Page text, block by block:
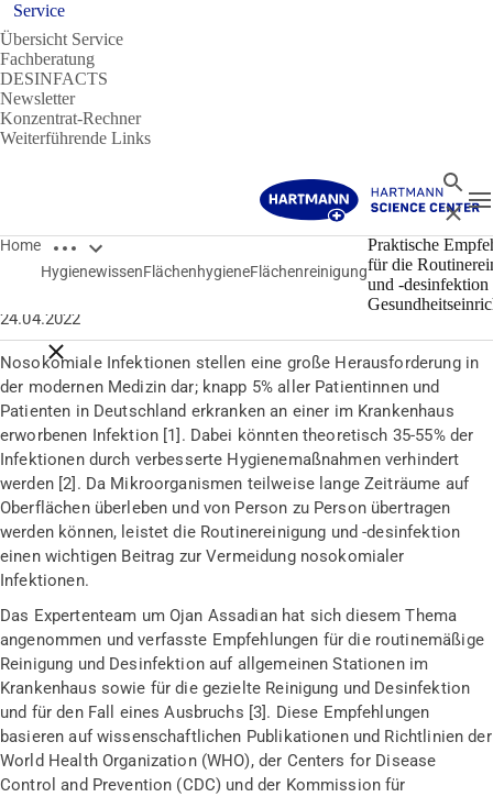
Service
Übersicht Service
Fachberatung
DESINFACTS
Newsletter
Konzentrat-Rechner
Weiterführende Links
Suche
Home Breadcrumbs öffnen
Breadcrumbs schließen
HygienewissenFlächenhygieneFlächenreinigung
Praktische
für die
und -desinfektion
Praktische Empfehlungen für die Routinereinigung und -
desinfektion in Gesundheitseinrichtungen
24.04.2022
Nosokomiale Infektionen stellen eine große Herausforderung in
der modernen Medizin dar; knapp 5% aller Patientinnen und
Patienten in Deutschland erkranken an einer im Krankenhaus
erworbenen Infektion [1]. Dabei könnten theoretisch 35-55% der
Infektionen durch verbesserte Hygienemaßnahmen verhindert
werden [2]. Da Mikroorganismen teilweise lange Zeiträume auf
Oberflächen überleben und von Person zu Person übertragen
werden können, leistet die Routinereinigung und -desinfektion
einen wichtigen Beitrag zur Vermeidung nosokomialer
Infektionen.
Das Expertenteam um Ojan Assadian hat sich diesem Thema
angenommen und verfasste Empfehlungen für die routinemäßige
Reinigung und Desinfektion auf allgemeinen Stationen im
Krankenhaus sowie für die gezielte Reinigung und Desinfektion
und für den Fall eines Ausbruchs [3]. Diese Empfehlungen
basieren auf wissenschaftlichen Publikationen und Richtlinien der
World Health Organization (WHO), der Centers for Disease
Control and Prevention (CDC) und der Kommission für